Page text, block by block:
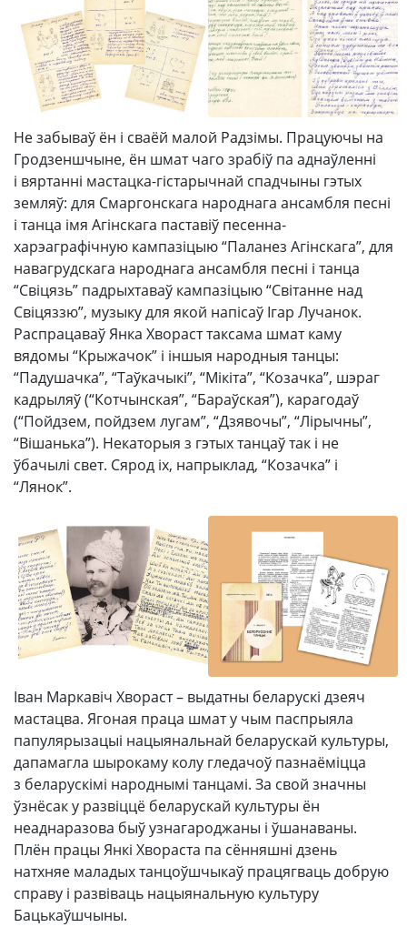
Не забываў ён і сваёй малой Радзімы. Працуючы на
Гродзеншчыне, ён шмат чаго зрабіў па аднаўленні
і вяртанні мастацка-гістарычнай спадчыны гэтых
земляў: для Смаргонскага народнага ансамбля песні
і танца імя Агінскага паставіў песенна-
харэаграфічную кампазіцыю “Паланез Агінскага”, для
навагрудскага народнага ансамбля песні і танца
“Свіцязь” падрыхтаваў кампазіцыю “Світанне над
Свіцяззю”, музыку для якой напісаў Ігар Лучанок.
Распрацаваў Янка Хвораст таксама шмат каму
вядомы “Крыжачок” і іншыя народныя танцы:
“Падушачка”, “Таўкачыкі”, “Мікіта”, “Козачка”, шэраг
кадрыляў (“Котчынская”, “Бараўская”), карагодаў
(“Пойдзем, пойдзем лугам”, “Дзявочы”, “Лірычны”,
“Вішанька”). Некаторыя з гэтых танцаў так і не
ўбачылі свет. Сярод іх, напрыклад, “Козачка” і
“Лянок”.
Іван Маркавіч Хвораст – выдатны беларускі дзеяч
мастацва. Ягоная праца шмат у чым паспрыяла
папулярызацыі нацыянальнай беларускай культуры,
дапамагла шырокаму колу гледачоў пазнаёміцца
з беларускімі народнымі танцамі. За свой значны
ўзнёсак у развіццё беларускай культуры ён
неаднаразова быў узнагароджаны і ўшанаваны.
Плён працы Янкі Хвораста па сённяшні дзень
натхняе маладых танцоўшчыкаў працягваць добрую
справу і развіваць нацыянальную культуру
Бацькаўшчыны.